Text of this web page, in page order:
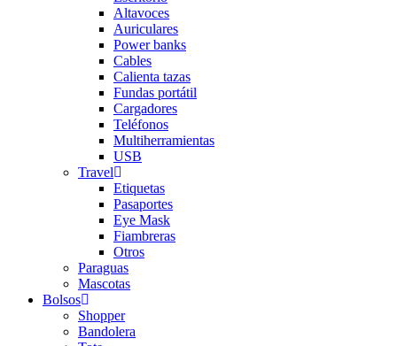
Altavoces
Auriculares
Power banks
Cables
Calienta tazas
Fundas portátil
Cargadores
Teléfonos
Multiherramientas
USB
Travel
Etiquetas
Pasaportes
Eye Mask
Fiambreras
Otros
Paraguas
Mascotas
Bolsos
Shopper
Bandolera